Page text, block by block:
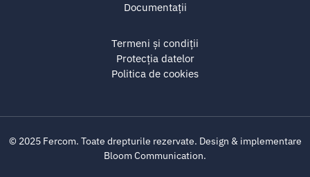
Documentații
Termeni și condiții
Protecția datelor
Politica de cookies
© 2025 Fercom. Toate drepturile rezervate. Design & implementare
Bloom Communication.